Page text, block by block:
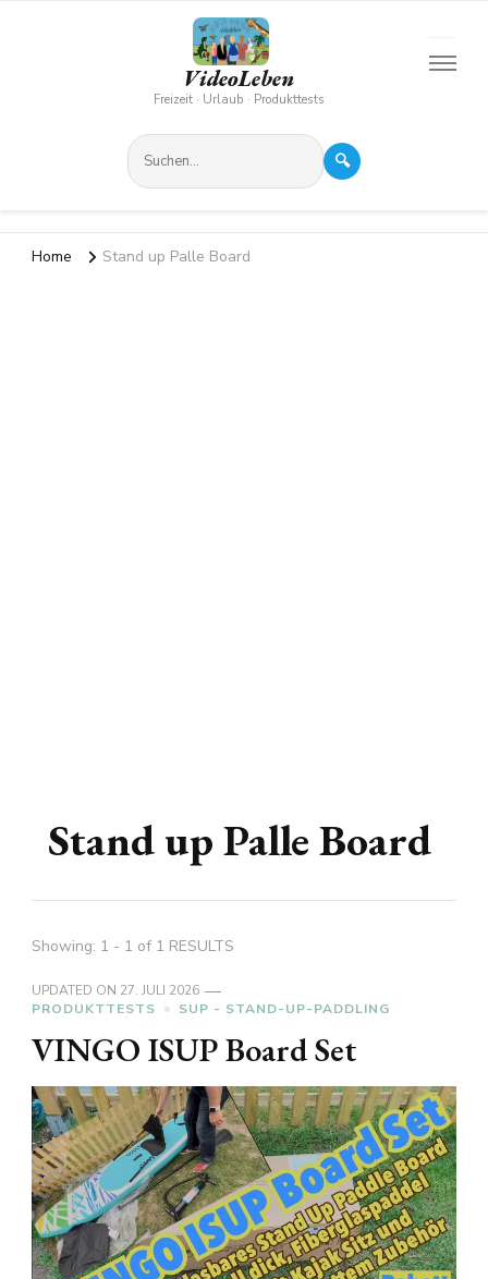
VideoLeben
Freizeit · Urlaub · Produkttests
🔍
Home Stand up Palle Board
Stand up Palle Board
Showing: 1 - 1 of 1 RESULTS
UPDATED ON 27. JULI 2026
PRODUKTTESTS
SUP - STAND-UP-PADDLING
VINGO ISUP Board Set